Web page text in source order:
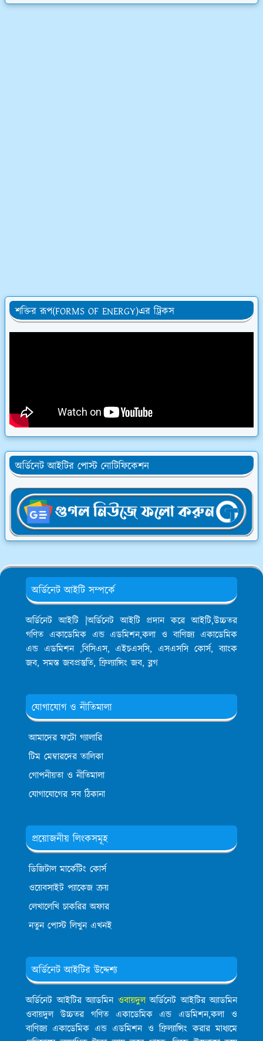
শক্তির রূপ(FORMS OF ENERGY)এর ট্রিকস
অর্ডিনেট আইটির পোস্ট নোটিফিকেশন
অর্ডিনেট আইটি সম্পর্কে
অর্ডিনেট আইটি |অর্ডিনেট আইটি প্রদান করে আইটি,উচ্চতর
গণিত একাডেমিক এন্ড এডমিশন,কলা ও বাণিজ্য একাডেমিক
এন্ড এডমিশন ,বিসিএস, এইচএসসি, এসএসসি কোর্স, ব্যাংক
জব, সমস্ত জবপ্রস্তুতি, ফ্রিল্যান্সিং জব, ব্লগ
যোগাযোগ ও নীতিমালা
আমাদের ফটো গ্যালারি
টিম মেম্বারদের তালিকা
গোপনীয়তা ও নীতিমালা
যোগাযোগের সব ঠিকানা
প্রয়োজনীয় লিংকসমূহ
ডিজিটাল মার্কেটিং কোর্স
ওয়েবসাইট প্যাকেজ ক্রয়
লেখালেখি চাকরির অফার
নতুন পোস্ট লিখুন এখনই
অর্ডিনেট আইটির উদ্দেশ্য
অর্ডিনেট আইটির অ্যাডমিন ওবায়দুলঅর্ডিনেট আইটির অ্যাডমিন
ওবায়দুল উচ্চতর গণিত একাডেমিক এন্ড এডমিশন,কলা ও
বাণিজ্য একাডেমিক এন্ড এডমিশন ও ফ্রিল্যান্সিং করার মাধ্যমে